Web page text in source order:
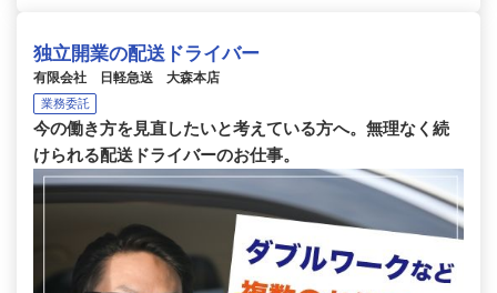
独立開業の配送ドライバー
有限会社 日軽急送 大森本店
業務委託
今の働き方を見直したいと考えている方へ。無理なく続
けられる配送ドライバーのお仕事。